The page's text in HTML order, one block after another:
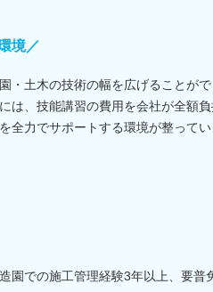
境／
・土木の技術の幅を広げることが
は、技能講習の費用を会社が全額
全力でサポートする環境が整ってい
園での施工管理経験3年以上、要